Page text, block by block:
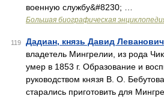
военную службу&#8230; …
Большая биографическая
119 Дадиан, князь Давид Леванович
владетель Мингрелии, из рода
умер в 1853 г. Образование и
руководством князя В. О.
старались приготовить для